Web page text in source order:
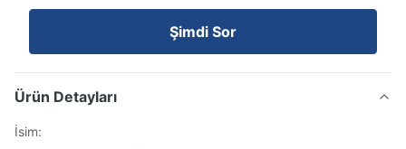
Şimdi Sor
Ürün Detayları
İsim: